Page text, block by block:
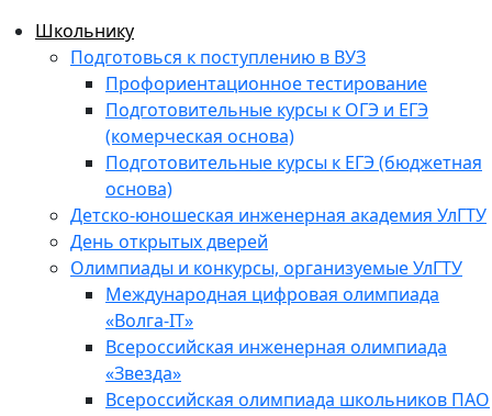
Школьнику
Подготовься к поступлению в ВУЗ
Профориентационное тестирование
Подготовительные курсы к ОГЭ и ЕГЭ
(комерческая основа)
Подготовительные курсы к ЕГЭ (бюджетная
основа)
Детско-юношеская инженерная академия УлГТУ
День открытых дверей
Олимпиады и конкурсы, организуемые УлГТУ
Международная цифровая олимпиада
«Волга-IT»
Всероссийская инженерная олимпиада
«Звезда»
Всероссийская олимпиада школьников ПАО